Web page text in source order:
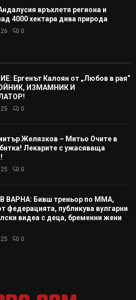
връхлетя региона и
4000 хектара дива природа
0
Ергенът Калоян от „Любов в рая“
ИЗМАМНИК И
0
Желязков – Митьо Очите в
Лекарите с ужасяваща
0
ВАРНА: Бивш треньор по ММА,
федерацията, публикува вулгарни
видеа с деца, бременни жени
0